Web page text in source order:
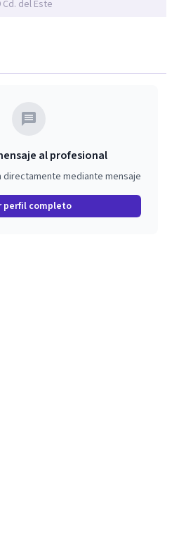
Cd. del Este
al profesional
directamente mediante mensaje
perfil completo